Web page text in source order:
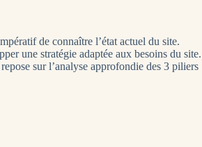
de connaître l’état actuel du site.
une stratégie adaptée aux besoins du site.
sur l’analyse approfondie des 3 piliers